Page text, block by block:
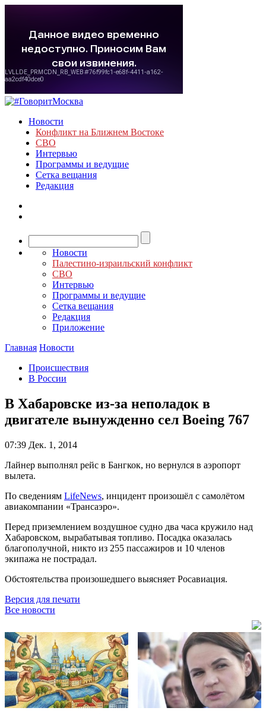
Новости
Конфликт на Ближнем Востоке
СВО
Интервью
Программы и ведущие
Сетка вещания
Редакция
Новости
Палестино-израильский конфликт
СВО
Интервью
Программы и ведущие
Сетка вещания
Редакция
Приложение
Главная Новости
Происшествия
В России
В Хабаровске из-за неполадок в
двигателе вынужденно сел Boeing 767
07:39 Дек. 1, 2014
Лайнер выполнял рейс в Бангкок, но вернулся в аэропорт
вылета.
По сведениям LifeNews, инцидент произошёл с самолётом
авиакомпании «Трансаэро».
Перед приземлением воздушное судно два часа кружило над
Хабаровском, вырабатывая топливо. Посадка оказалась
благополучной, никто из 255 пассажиров и 10 членов
экипажа не пострадал.
Обстоятельства произошедшего выясняет Росавиация.
Версия для печати
Все новости